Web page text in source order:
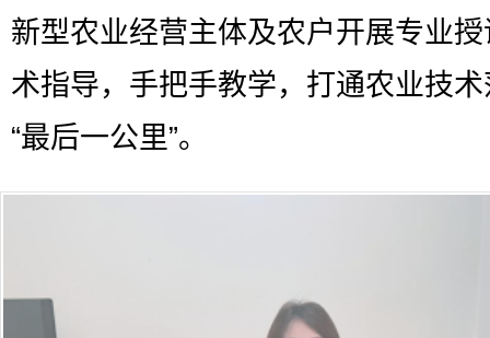
新型农业经营主体及农户开展专业
术指导，手把手教学，打通农业技
“最后一公里”。